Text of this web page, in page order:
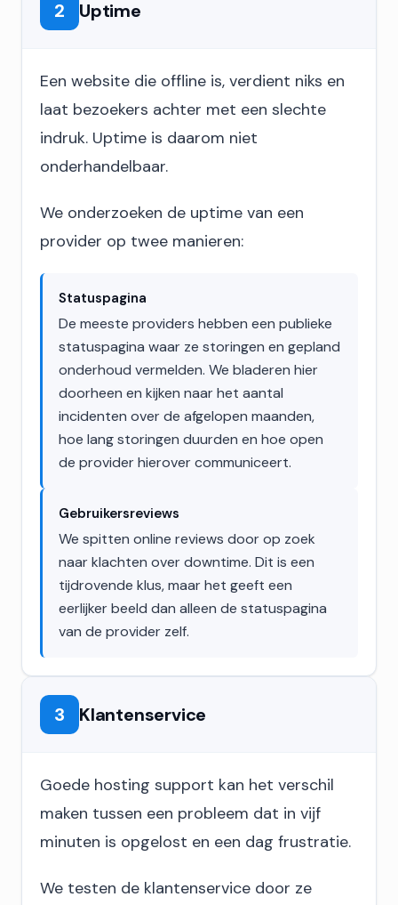
2 Uptime
Een website die offline is, verdient niks en
laat bezoekers achter met een slechte
indruk. Uptime is daarom niet
onderhandelbaar.
We onderzoeken de uptime van een
provider op twee manieren:
Statuspagina
De meeste providers hebben een publieke
statuspagina waar ze storingen en gepland
onderhoud vermelden. We bladeren hier
doorheen en kijken naar het aantal
incidenten over de afgelopen maanden,
hoe lang storingen duurden en hoe open
de provider hierover communiceert.
Gebruikersreviews
We spitten online reviews door op zoek
naar klachten over downtime. Dit is een
tijdrovende klus, maar het geeft een
eerlijker beeld dan alleen de statuspagina
van de provider zelf.
3 Klantenservice
Goede hosting support kan het verschil
maken tussen een probleem dat in vijf
minuten is opgelost en een dag frustratie.
We testen de klantenservice door ze